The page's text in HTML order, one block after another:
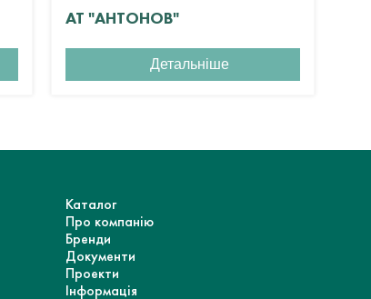
АТ "АНТОНОВ"
Детальніше
Каталог
Про компанію
Бренди
Документи
Проекти
Інформація